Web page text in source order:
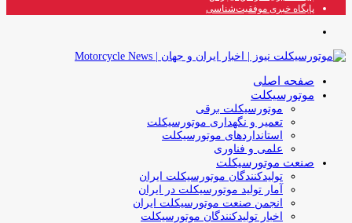
پایگاه خبری موفقیت‌شناسی
صفحه اصلی
موتورسیکلت
موتورسیکلت برقی
تعمیر و نگهداری موتورسیکلت
استانداردهای موتورسیکلت
علمی و فناوری
صنعت موتورسیکلت
تولیدکنندگان موتورسیکلت ایران
آمار تولید موتورسیکلت در ایران
انجمن صنعت موتورسیکلت ایران
اخبار تولیدکنندگان موتورسیکلت